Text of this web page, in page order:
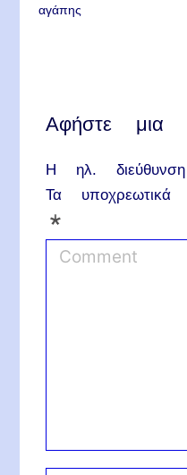
αγάπης
Αφήστε μια
Η ηλ.
Τα υποχρεωτικά
*